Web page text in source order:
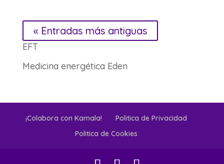
« Entradas más antiguas
EFT
Medicina energética Eden
¡Colabora con Kamala!
Politica de Privacidad
Politica de Cookies